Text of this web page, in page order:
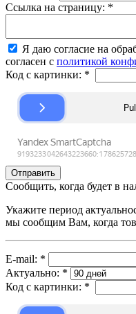
Ссылка на страницу: *
Я даю согласие на
согласен с политикой
Код с картинки: *
Сообщить, когда будет в
Укажите период
мы сообщим Вам, когда
E-mail: *
Актуально: *
Код с картинки: *